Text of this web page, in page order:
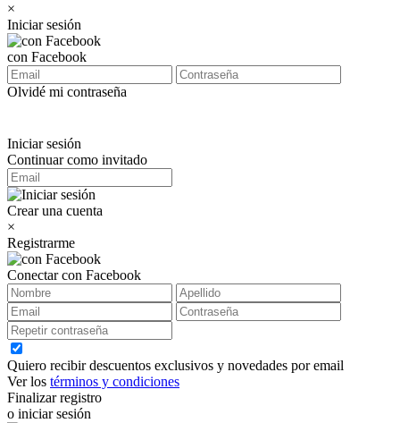
×
Iniciar sesión
con Facebook
Olvidé mi contraseña
Iniciar sesión
Continuar como invitado
Crear una cuenta
×
Registrarme
Conectar con Facebook
Quiero recibir descuentos exclusivos y novedades por email
Ver los términos y condiciones
Finalizar registro
o iniciar sesión